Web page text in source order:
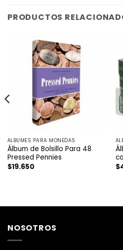
PRODUCTOS
ÁLBUMES PARA MONEDAS
Álbum de Bolsillo Para 48
Pressed Pennies
$19.650
$
NOSOTROS